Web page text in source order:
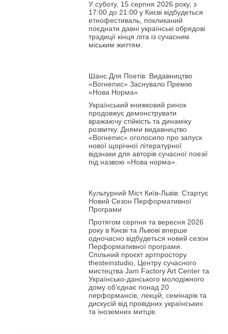
У суботу, 15 серпня 2026 року, з
17:00 до 21:00 у Києві відбудеться
етнофестиваль, покликаний
поєднати давні українські обрядові
традиції кінця літа із сучасним
міським життям.
Шанс Для Поетів: Видавництво
«Вогнепис» Заснувало Премію
«Нова Норма»
Український книжковий ринок
продовжує демонструвати
вражаючу стійкість та динаміку
розвитку. Днями видавництво
«Вогнепис» оголосило про запуск
нової щорічної літературної
відзнаки для авторів сучасної поезії
під назвою «Нова норма».
Культурний Міст Київ-Львів: Стартує
Новий Сезон Перформативної
Програми
Протягом серпня та вересня 2026
року в Києві та Львові вперше
одночасно відбудеться новий сезон
Перформативної програми.
Спільний проєкт артпростору
thesteinstudio, Центру сучасного
мистецтва Jam Factory Art Center та
Українсько-данського молодіжного
дому об’єднає понад 20
перформансів, лекцій, семінарів та
дискусій від провідних українських
та іноземних митців.